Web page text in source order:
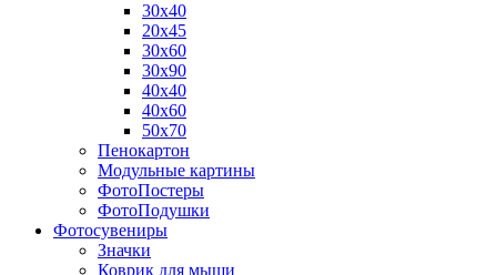
30х40
20х45
30х60
30х90
40х40
40х60
50х70
Пенокартон
Модульные картины
ФотоПостеры
ФотоПодушки
Фотоcувениры
Значки
Коврик для мыши